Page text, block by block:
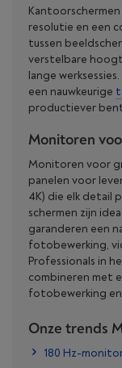
resolutie en een
tussen
verstelbare
lange
een nauwkeurige
productiever
Monitoren
Monitoren voor
panelen voor
4K) die elk detail
schermen zijn
garanderen een
fotobewerking,
Professionals in
combineren met
fotobewerking
Onze trends
180 Hz-